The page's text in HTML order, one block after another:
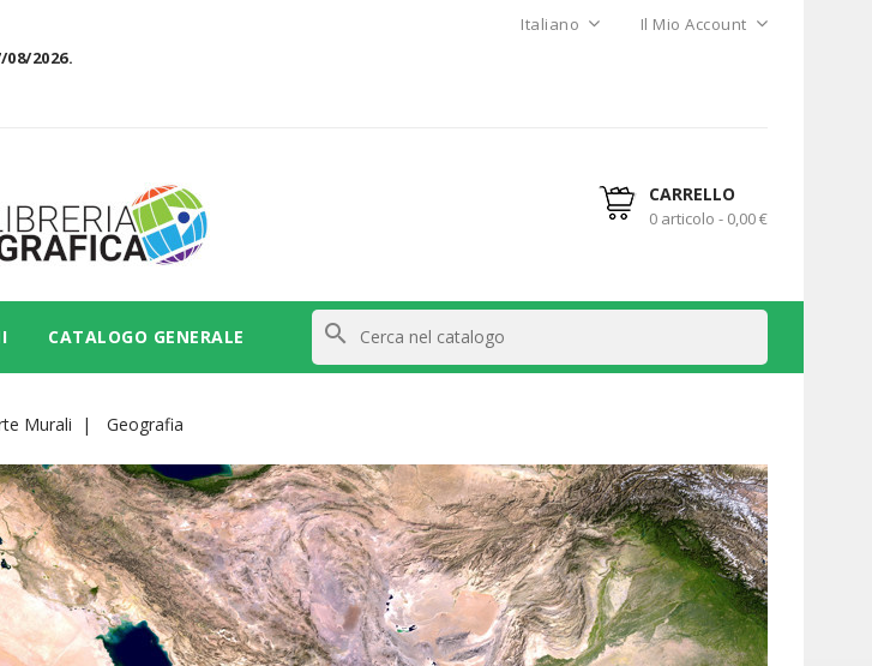
08/2026.
Italiano Il Mio Account
CARRELLO
0 articolo - 0,00 €
CATALOGO GENERALE search
Murali Geografia